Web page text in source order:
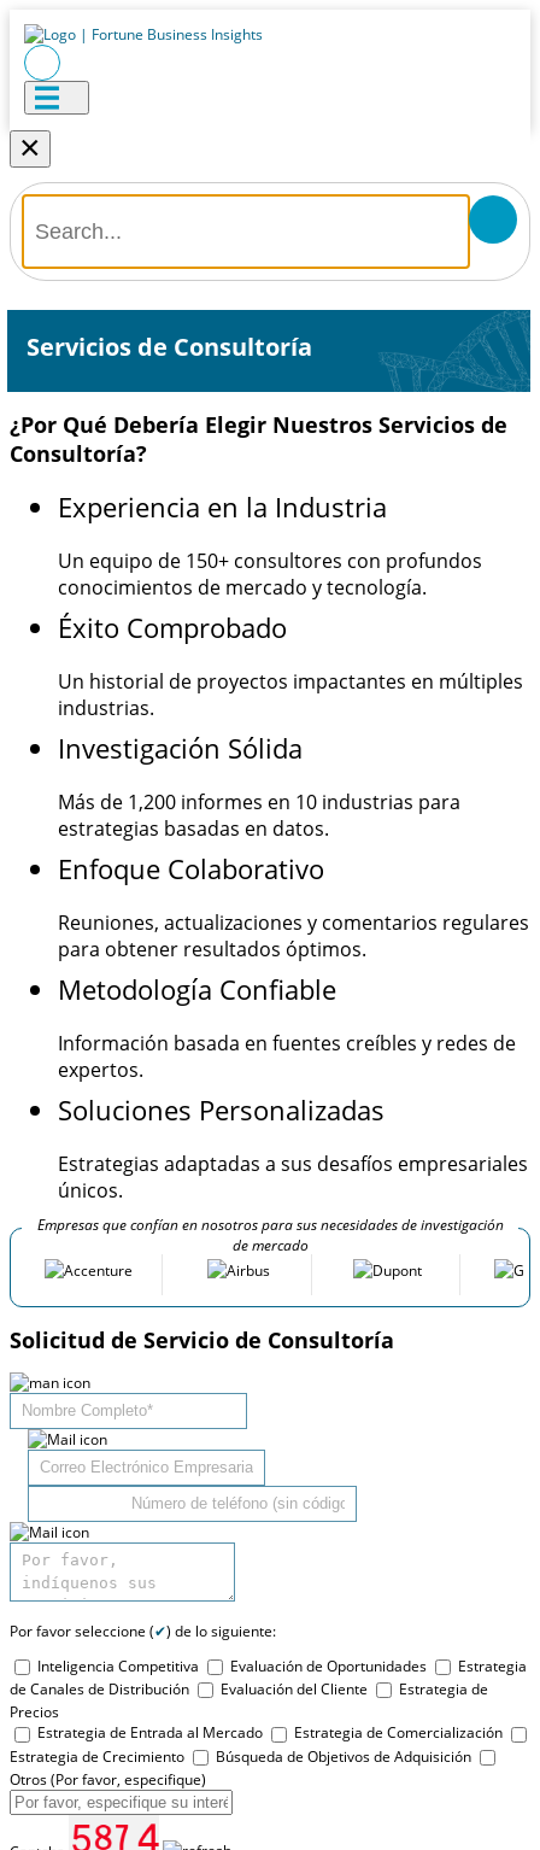
×
Servicios de Consultoría
¿Por Qué Debería Elegir Nuestros Servicios de
Consultoría?
Experiencia en la Industria
Un equipo de 150+ consultores con profundos
conocimientos de mercado y tecnología.
Éxito Comprobado
Un historial de proyectos impactantes en múltiples
industrias.
Investigación Sólida
Más de 1,200 informes en 10 industrias para
estrategias basadas en datos.
Enfoque Colaborativo
Reuniones, actualizaciones y comentarios regulares
para obtener resultados óptimos.
Metodología Confiable
Información basada en fuentes creíbles y redes de
expertos.
Soluciones Personalizadas
Estrategias adaptadas a sus desafíos empresariales
únicos.
Empresas que confían en nosotros para sus necesidades de investigación
de mercado
Solicitud de Servicio de Consultoría
Por favor seleccione (✔) de lo siguiente:
Inteligencia Competitiva
Evaluación de Oportunidades
Estrategia
de Canales de Distribución
Evaluación del Cliente
Estrategia de
Precios
Estrategia de Entrada al Mercado
Estrategia de Comercialización
Estrategia de Crecimiento
Búsqueda de Objetivos de Adquisición
Otros (Por favor, especifique)